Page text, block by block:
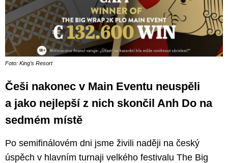
Foto: King’s Resort
Češi nakonec v Main Eventu neuspěli
a jako nejlepší z nich skončil Anh Do na
sedmém místě
Po semifinálovém dni jsme živili naději na český
úspěch v hlavním turnaji velkého festivalu The Big